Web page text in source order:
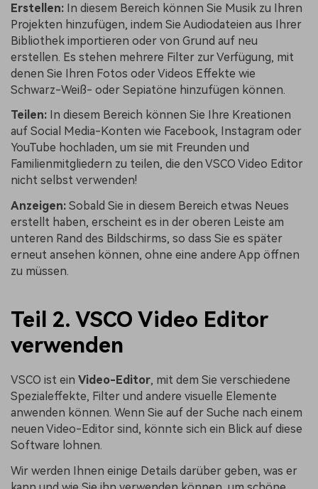
Erstellen: In diesem Bereich können Sie Musik zu Ihren
Projekten hinzufügen, indem Sie Audiodateien aus Ihrer
Bibliothek importieren oder von Grund auf neu
erstellen. Es stehen mehrere Filter zur Verfügung, mit
denen Sie Ihren Fotos oder Videos Effekte wie
Schwarz-Weiß- oder Sepiatöne hinzufügen können.
Teilen: In diesem Bereich können Sie Ihre Kreationen
auf Social Media-Konten wie Facebook, Instagram oder
YouTube hochladen, um sie mit Freunden und
Familienmitgliedern zu teilen, die den VSCO Video Editor
nicht selbst verwenden!
Anzeigen: Sobald Sie in diesem Bereich etwas Neues
erstellt haben, erscheint es in der oberen Leiste am
unteren Rand des Bildschirms, so dass Sie es später
erneut ansehen können, ohne eine andere App öffnen
zu müssen.
Teil 2. VSCO Video Editor
verwenden
VSCO ist ein Video-Editor, mit dem Sie verschiedene
Spezialeffekte, Filter und andere visuelle Elemente
anwenden können. Wenn Sie auf der Suche nach einem
neuen Video-Editor sind, könnte sich ein Blick auf diese
Software lohnen.
Wir werden Ihnen einige Details darüber geben, was er